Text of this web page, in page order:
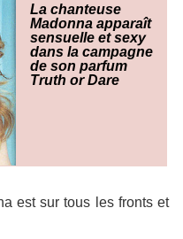
La chanteuse
Madonna apparaît
sensuelle et sexy
dans la campagne
de son parfum
Truth or Dare
est sur tous les fronts et